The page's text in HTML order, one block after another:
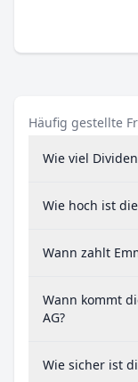
Häufig gestellte
Wie viel
Wie hoch ist
Wann zahlt
Wann kommt
AG?
Wie sicher ist